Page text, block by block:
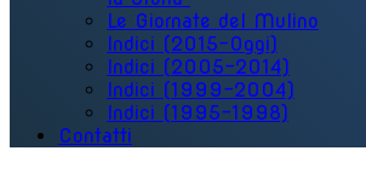
Le Giornate del Mulino
Indici (2015-Oggi)
Indici (2005-2014)
Indici (1999-2004)
Indici (1995-1998)
Contatti